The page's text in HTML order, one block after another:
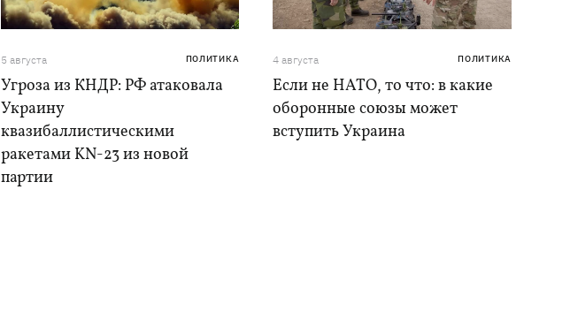
5 августа ПОЛИТИКА
Угроза из КНДР: РФ атаковала
Украину
квазибаллистическими
ракетами KN-23 из новой
партии
4 августа ПОЛИТИКА
Если не НАТО, то что: в какие
оборонные союзы может
вступить Украина